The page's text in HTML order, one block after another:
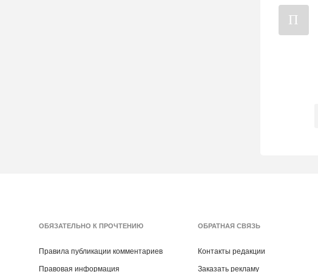
П
ОБЯЗАТЕЛЬНО К ПРОЧТЕНИЮ
Правила публикации комментариев
Правовая информация
ОБРАТНАЯ СВЯЗЬ
Контакты редакции
Заказать рекламу